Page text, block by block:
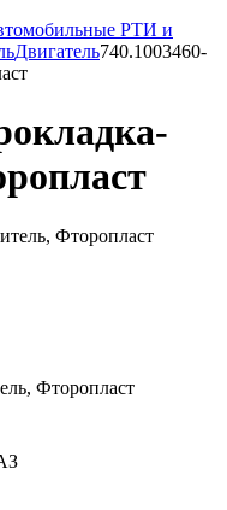
РТИ и
Двигатель740.1003460-
Фторопласт